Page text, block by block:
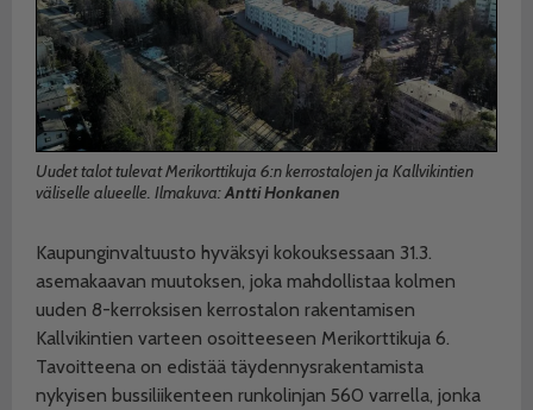
Uudet talot tulevat Merikorttikuja 6:n kerrostalojen ja Kallvikintien
väliselle alueelle. Ilmakuva:Antti Honkanen
Kaupunginvaltuusto hyväksyi kokouksessaan 31.3.
asemakaavan muutoksen, joka mahdollistaa kolmen
uuden 8-kerroksisen kerrostalon rakentamisen
Kallvikintien varteen osoitteeseen Merikorttikuja 6.
Tavoitteena on edistää täydennysrakentamista
nykyisen bussiliikenteen runkolinjan 560 varrella, jonka